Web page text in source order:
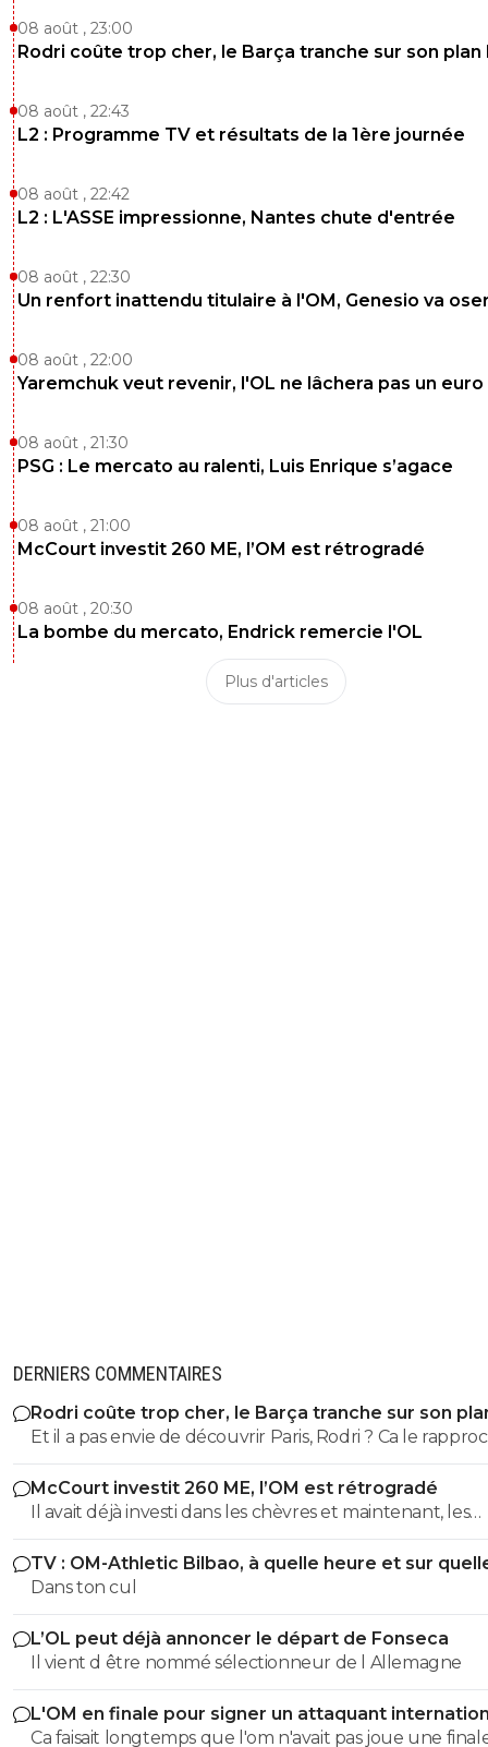
08 août , 23:00
Rodri coûte trop cher, le Barça tranche sur son plan
08 août , 22:43
L2 : Programme TV et résultats de la 1ère journée
08 août , 22:42
L2 : L'ASSE impressionne, Nantes chute d'entrée
08 août , 22:30
Un renfort inattendu titulaire à l'OM, Genesio va
08 août , 22:00
Yaremchuk veut revenir, l'OL ne lâchera pas un euro
08 août , 21:30
PSG : Le mercato au ralenti, Luis Enrique s’agace
08 août , 21:00
McCourt investit 260 ME, l’OM est rétrogradé
08 août , 20:30
La bombe du mercato, Endrick remercie l'OL
Plus d'articles
DERNIERS COMMENTAIRES
Rodri coûte trop cher, le Barça tranche sur son
Et il a pas envie de découvrir Paris, Rodri ? Ca le
de l'Espagne, c'est déjà ca 😅
McCourt investit 260 ME, l’OM est rétrogradé
Il avait déjà investi dans les chèvres et maintenant, les
cheveaux !
TV : OM-Athletic Bilbao, à quelle heure et sur
chaîne ?
Dans ton cul
L’OL peut déjà annoncer le départ de Fonseca
Il vient d être nommé sélectionneur de l Allemagne
L'OM en finale pour signer un attaquant
Ca faisait longtemps que l'om n'avait pas joue une